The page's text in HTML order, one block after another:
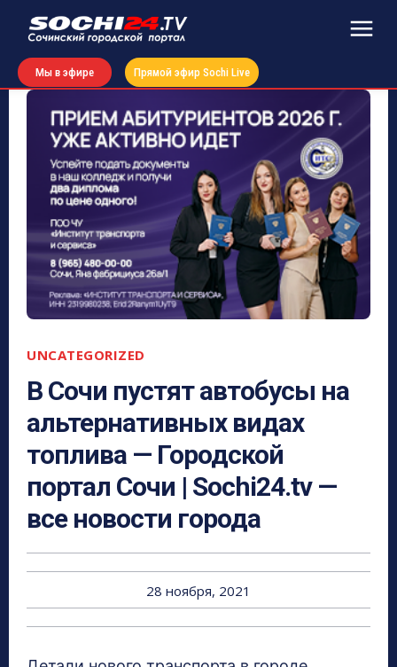
Мы в эфире Прямой эфир Sochi Live
UNCATEGORIZED
В Сочи пустят автобусы на
альтернативных видах
топлива — Городской
портал Сочи | Sochi24.tv —
все новости города
28 ноября, 2021